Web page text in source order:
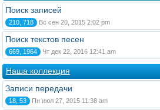
Поиск записей
210, 718 Вс сен 20, 2015 2:02 pm
Поиск текстов песен
669, 1964 Чт дек 22, 2016 12:41 am
Наша коллекция
Записи передачи
18, 53 Пн июл 27, 2015 11:38 am